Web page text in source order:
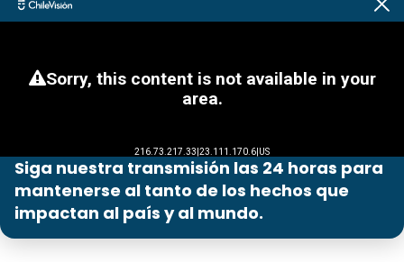
Siga nuestra transmisión las 24 horas para
mantenerse al tanto de los hechos que
impactan al país y al mundo.
Programas